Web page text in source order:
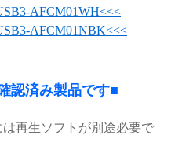
AFCM01WH<<<
AFCM01NBK<<<
認済み製品です■
は再生ソフトが別途必要で